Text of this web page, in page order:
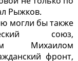
Рыжков.
могли бы также
союз,
Михаилом
фронт,